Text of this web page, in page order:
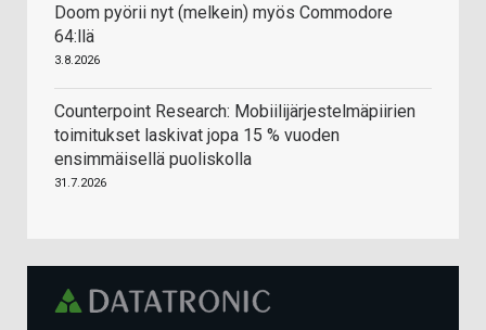
Doom pyörii nyt (melkein) myös Commodore
64:llä
3.8.2026
Counterpoint Research: Mobiilijärjestelmäpiirien
toimitukset laskivat jopa 15 % vuoden
ensimmäisellä puoliskolla
31.7.2026